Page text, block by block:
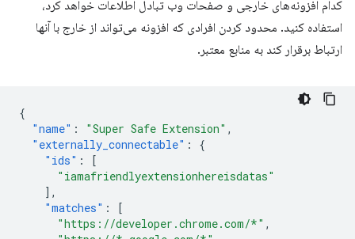
کدام افزونه‌های خارجی و صفحات وب تبادل اطلاعات خواهد کرد،
استفاده کنید. محدود کردن افرادی که افزونه می‌تواند از خارج با آنها
ارتباط برقرار کند به منابع معتبر.
{
"name" : "Super Safe Extension" ,
"externally_connectable" :
{
"ids" :
[
"iamafriendlyextensionhereisdatas"
],
"matches" :
[
"https://developer.chrome.com/*" ,